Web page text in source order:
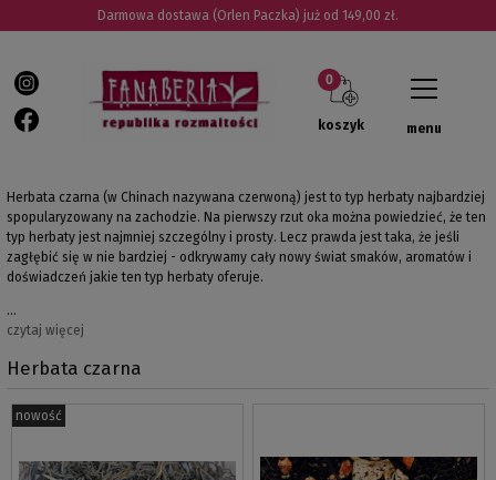
Darmowa dostawa (Orlen Paczka) już od 149,00 zł.
koszyk menu
Herbata czarna (w Chinach nazywana czerwoną) jest to typ herbaty najbardziej
spopularyzowany na zachodzie. Na pierwszy rzut oka można powiedzieć, że ten
typ herbaty jest najmniej szczególny i prosty. Lecz prawda jest taka, że jeśli
zagłębić się w nie bardziej - odkrywamy cały nowy świat smaków, aromatów i
doświadczeń jakie ten typ herbaty oferuje.
…
czytaj więcej
Herbata czarna
nowość